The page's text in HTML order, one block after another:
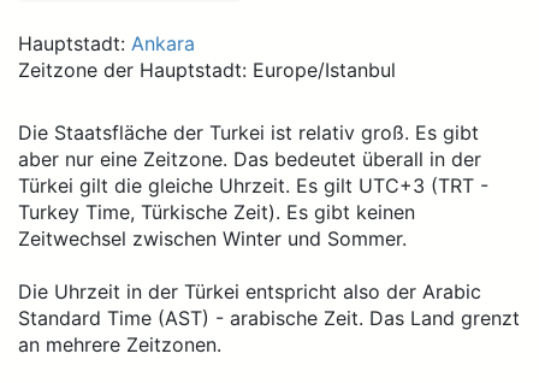
Hauptstadt: Ankara
Zeitzone der Hauptstadt: Europe/Istanbul
Die Staatsfläche der Turkei ist relativ groß. Es gibt
aber nur eine Zeitzone. Das bedeutet überall in der
Türkei gilt die gleiche Uhrzeit. Es gilt UTC+3 (TRT -
Turkey Time, Türkische Zeit). Es gibt keinen
Zeitwechsel zwischen Winter und Sommer.
Die Uhrzeit in der Türkei entspricht also der Arabic
Standard Time (AST) - arabische Zeit. Das Land grenzt
an mehrere Zeitzonen.